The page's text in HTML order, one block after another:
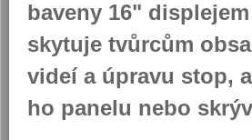
ba­ve­ny 16"
sky­tu­je tvůr­cům
videí a úpra­vu stop,
ho pa­ne­lu nebo